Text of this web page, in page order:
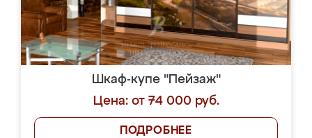
Шкаф-купе "Пейзаж"
Цена: от 74 000 руб.
ПОДРОБНЕЕ